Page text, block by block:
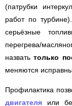
(патрубки
работ по турбине).
серьёзные
перегрева/
назватьтолько
меняются
Профилактика
двигателя или